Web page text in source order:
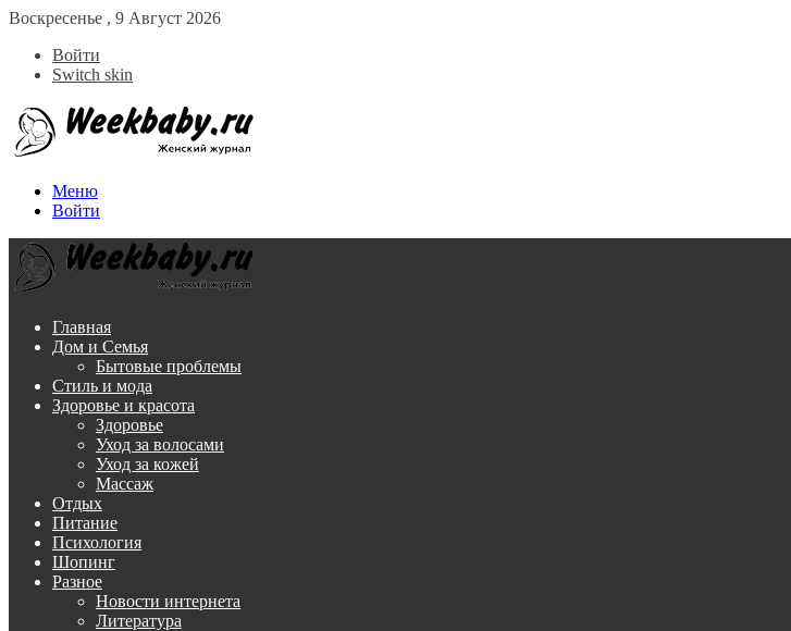
Воскресенье , 9 Август 2026
Войти
Switch skin
Меню
Войти
Главная
Дом и Семья
Бытовые проблемы
Стиль и мода
Здоровье и красота
Здоровье
Уход за волосами
Уход за кожей
Массаж
Отдых
Питание
Психология
Шопинг
Разное
Новости интернета
Литература